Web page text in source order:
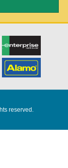
reserved.